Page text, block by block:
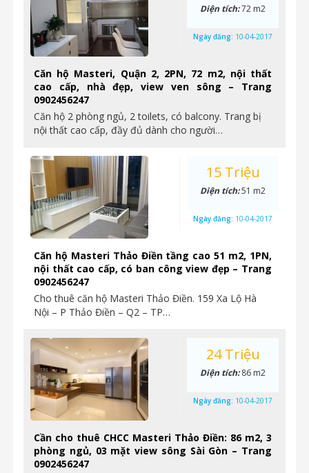
Căn hộ Masteri, Quận 2, 2PN, 72 m2, nội thất
cao cấp, nhà đẹp, view ven sông – Trang
0902456247
Căn hộ 2 phòng ngủ, 2 toilets, có balcony. Trang bị
nội thất cao cấp, đầy đủ dành cho người…
Diện tích:72 m2
Ngày đăng: 10-04-2017
Căn hộ Masteri Thảo Điền tầng cao 51 m2, 1PN,
nội thất cao cấp, có ban công view đẹp – Trang
0902456247
Cho thuê căn hộ Masteri Thảo Điền. 159 Xa Lộ Hà
Nội – P Thảo Điền – Q2 – TP…
15 Triệu
Diện tích:51 m2
Ngày đăng: 10-04-2017
Cần cho thuê CHCC Masteri Thảo Điền: 86 m2, 3
phòng ngủ, 03 mặt view sông Sài Gòn – Trang
0902456247
24 Triệu
Diện tích:86 m2
Ngày đăng: 10-04-2017